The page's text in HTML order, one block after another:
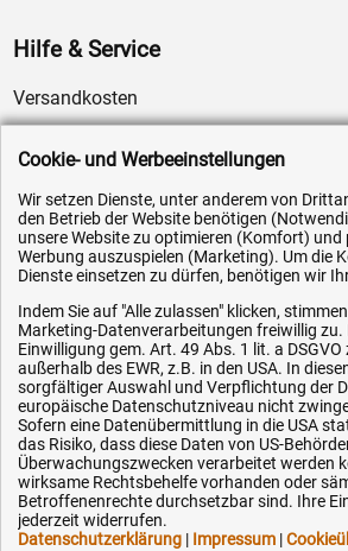
Hilfe & Service
Versandkosten
Zahlungsarten
Service
AGB / Widerrufsrecht
Datenschutz
Impressum
Karriere
OEM-Ersatzteile
Technik-Hilfe
Downloads
Kontakt
Ihre Hytec-Hydraulik Vorteile
Cookie- und Werbeeinstellungen
Wir setzen Dienste, unter anderem von
den Betrieb der Website benötigen
unsere Website zu optimieren (Komfort) und
Werbung auszuspielen (Marketing). Um die
Dienste einsetzen zu dürfen, benötigen wir
Indem Sie auf "Alle zulassen" klicken,
Marketing-Datenverarbeitungen freiwillig
Einwilligung gem. Art. 49 Abs. 1 lit. a
außerhalb des EWR, z.B. in den USA. In
sorgfältiger Auswahl und Verpflichtung der
europäische Datenschutzniveau nicht
Sofern eine Datenübermittlung in die USA
das Risiko, dass diese Daten von US-
Überwachungszwecken verarbeitet werden
wirksame Rechtsbehelfe vorhanden oder
Betroffenenrechte durchsetzbar sind. Ihre
jederzeit widerrufen.
Datenschutzerklärung | Impressum |